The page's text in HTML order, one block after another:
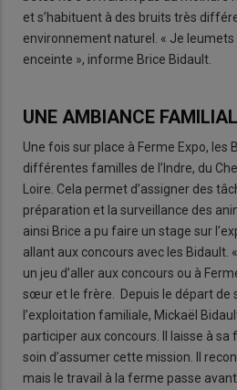
et s’habituent à des bruits très
environnement naturel. « Je
enceinte », informe Brice Bidault.
UNE AMBIANCE
Une fois sur place à Ferme Expo, les
différentes familles de l’Indre, du
Loire. Cela permet d’assigner des
préparation et la surveillance des
ainsi Brice a pu faire un stage sur
allant aux concours avec les Bidault.
un jeu d’aller aux concours ou à
sœur et le frère. Depuis le départ de
l’exploitation familiale, Mickaël
participer aux concours. Il laisse à
soin d’assumer cette mission. Il
mais le travail à la ferme passe